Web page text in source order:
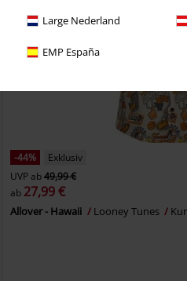
Large Nederland
EMP España
-44%
Exklusiv
UVPab49,99 €
ab 27,99 €
Allover - Hawaii Looney Tunes